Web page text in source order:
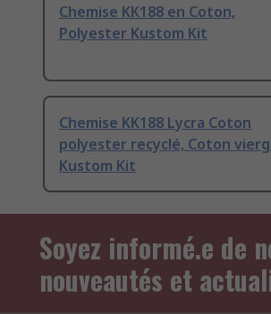
Chemise KK188 en Coton,
Polyester Kustom Kit
Chemise KK188 Lycra Coton
polyester recyclé, Coton
Kustom Kit
Soyez informé.e de
nouveautés et